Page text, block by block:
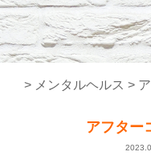
> メンタルヘルス >
アフター